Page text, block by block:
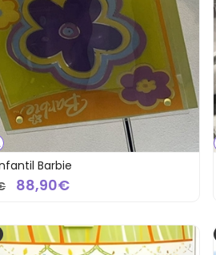
Barbie
88,90€